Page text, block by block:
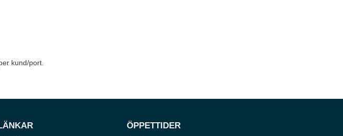
kund/port.
ÖPPETTIDER